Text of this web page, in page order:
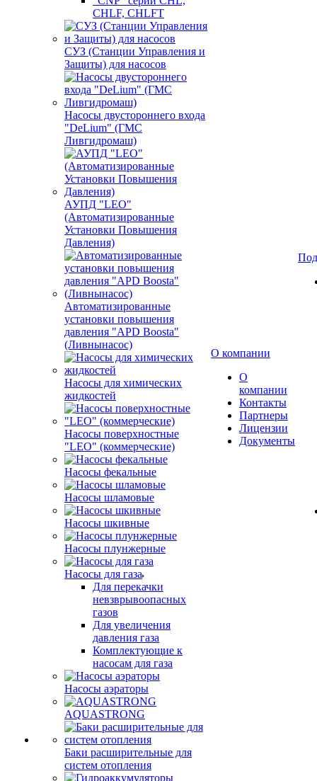
CHLF, CHLFT
СУЗ (Станции Управления и
Защиты) для насосов
Насосы двустороннего входа
"DeLium" (ГМС
Ливгидромаш)
АУПД "LEO"
(Автоматизированные
Установки Повышения
Давления)
Автоматизированные
установки повышения
давления "APD Boosta"
(Ливнынасос)
Насосы для химических
жидкостей
Насосы поверхностные
"LEO" (коммерческие)
Насосы фекальные
Насосы шламовые
Насосы шкивные
Насосы плунжерные
Насосы для газа
Для перекачки
невзврывоопасных
газов
Для увеличения
давления газа
Комплектующие к
насосам для газа
Насосы аэраторы
AQUASTRONG
Баки расширительные для
систем отопления
О компании
О
компании
Контакты
Партнеры
Лицензии
Документы